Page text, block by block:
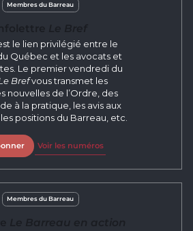
Membres du Barreau
le lien privilégié entre le
Québec et les avocats et
Le premier vendredi du
Brefvous transmet les
nouvelles de l’Ordre, des
à la pratique, les avis aux
positions du Barreau, etc.
Voir les numéros
Membres du Barreau